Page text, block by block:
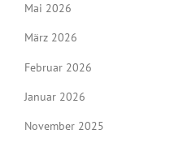
Mai 2026
März 2026
Februar 2026
Januar 2026
November 2025